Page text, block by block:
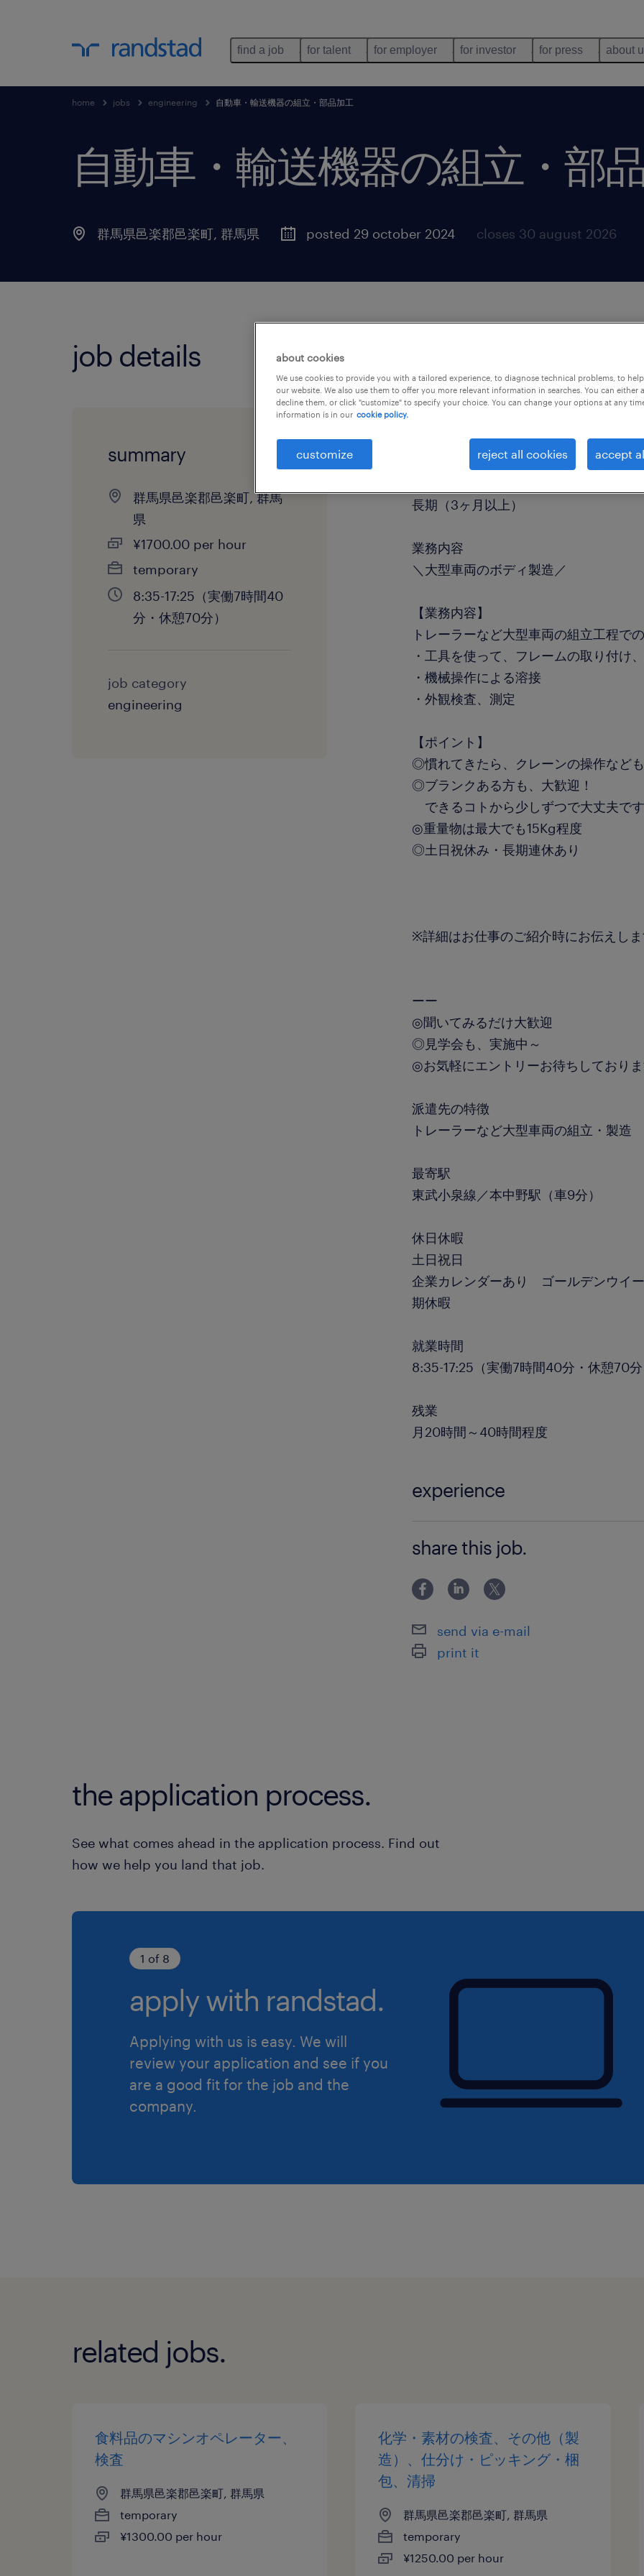
find a job for talent for employer for investor for press about
home jobs engineering 自動車・輸送機器の組立・部品加工
自動車・輸送機器の組立・部
群馬県邑楽郡邑楽町, 群馬県 posted 29 october 2024 closes 30 august 2026
job details
summary
群馬県邑楽郡邑楽町, 群馬
県
¥1700.00 per hour
temporary
8:35-17:25（実働7時間40
分・休憩70分）
job category
engineering
組立・部品加工
長期（3ヶ月以上）
業務内容
＼大型車両のボディ製造／
【業務内容】
トレーラーなど大型車両の組立工程で
・工具を使って、フレームの取り付け
・機械操作による溶接
・外観検査、測定
【ポイント】
◎慣れてきたら、クレーンの操作など
◎ブランクある方も、大歓迎！
できるコトから少しずつで大丈夫です
◎重量物は最大でも15Kg程度
◎土日祝休み・長期連休あり
※詳細はお仕事のご紹介時にお伝えしま
ーー
◎聞いてみるだけ大歓迎
◎見学会も、実施中～
◎お気軽にエントリーお待ちしており
派遣先の特徴
トレーラーなど大型車両の組立・製造
最寄駅
東武小泉線／本中野駅（車9分）
休日休暇
土日祝日
企業カレンダーあり ゴールデンウイ
期休暇
就業時間
8:35-17:25（実働7時間40分・休憩70分
残業
月20時間～40時間程度
experience
share this job.
send via e-mail
print it
the application process.
See what comes ahead in the application process. Find out
how we help you land that job.
1 of 8
apply with randstad.
Applying with us is easy. We will
review your application and see if you
are a good fit for the job and the
company.
related jobs.
食料品のマシンオペレーター、
検査
群馬県邑楽郡邑楽町, 群馬県
temporary
¥1300.00 per hour
化学・素材の検査、その他（製
造）、仕分け・ピッキング・梱
包、清掃
群馬県邑楽郡邑楽町, 群馬県
temporary
¥1250.00 per hour
about cookies
We use cookies to provide you with a tailored experience, to diagnose technical problems, to
our website. We also use them to offer you more relevant information in searches. You can either
decline them, or click "customize" to specify your choice. You can change your options at any
information is in our cookie policy.
customize reject all cookies accept